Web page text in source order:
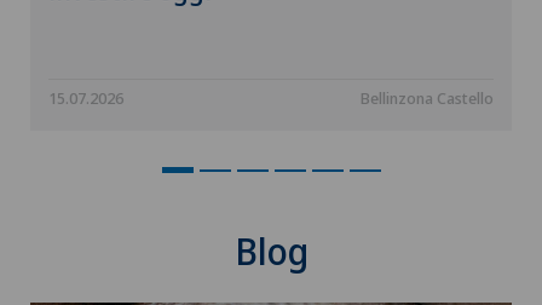
15.07.2026 Bellinzona Castello
Blog